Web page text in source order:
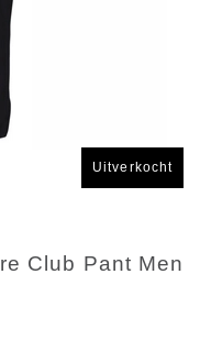
Uitverkocht
Club Pant Men